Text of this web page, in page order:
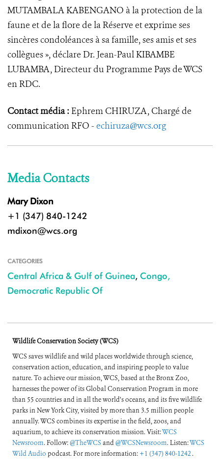
MUTAMBALA KABENGANO à la protection de la
faune et de la flore de la Réserve et exprime ses
sincères condoléances à sa famille, ses amis et ses
collègues », déclare Dr. Jean-Paul KIBAMBE
LUBAMBA, Directeur du Programme Pays de WCS
en RDC.
Contact média : Ephrem CHIRUZA, Chargé de
communication RFO - echiruza@wcs.org
Media Contacts
Mary Dixon
+1 (347) 840-1242
mdixon@wcs.org
CATEGORIES
Central Africa & Gulf of Guinea, Congo,
Democratic Republic Of
Wildlife Conservation Society (WCS)
WCS saves wildlife and wild places worldwide through science,
conservation action, education, and inspiring people to value
nature. To achieve our mission, WCS, based at the Bronx Zoo,
harnesses the power of its Global Conservation Program in more
than 55 countries and in all the world’s oceans, and its five wildlife
parks in New York City, visited by more than 3.5 million people
annually. WCS combines its expertise in the field, zoos, and
aquarium, to achieve its conservation mission. Visit:WCS
Newsroom. Follow:@TheWCS and@WCSNewsroom. Listen:WCS
Wild Audio podcast. For more information: +1 (347) 840-1242 .